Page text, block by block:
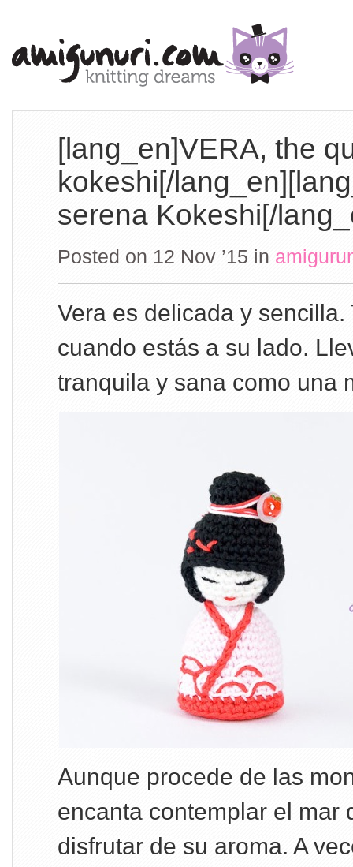
[lang_en]VERA, the
kokeshi[/
serena Kokeshi[/
Posted on 12 Nov ’15 in
Vera es delicada y
cuando estás a su lado.
tranquila y sana como una
Aunque procede de las
encanta contemplar el mar
disfrutar de su aroma. A